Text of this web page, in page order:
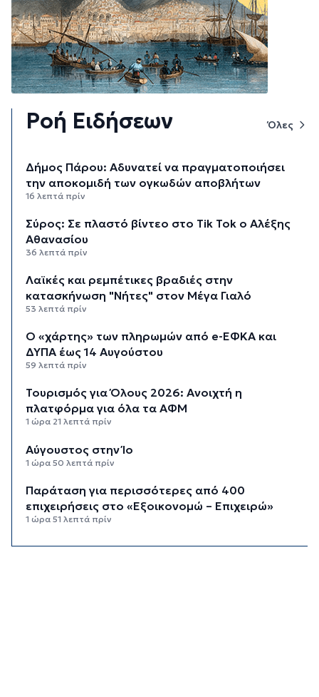
Ροή Ειδήσεων Όλες
Δήμος Πάρου: Αδυνατεί να πραγματοποιήσει
την αποκομιδή των ογκωδών αποβλήτων
16 λεπτά πρίν
Σύρος: Σε πλαστό βίντεο στο Tik Tok ο Αλέξης
Αθανασίου
36 λεπτά πρίν
Λαϊκές και ρεμπέτικες βραδιές στην
κατασκήνωση "Νήτες" στον Μέγα Γιαλό
53 λεπτά πρίν
Ο «χάρτης» των πληρωμών από e-ΕΦΚΑ και
ΔΥΠΑ έως 14 Αυγούστου
59 λεπτά πρίν
Τουρισμός για Όλους 2026: Ανοιχτή η
πλατφόρμα για όλα τα ΑΦΜ
1 ώρα 21 λεπτά πρίν
Αύγουστος στην Ίο
1 ώρα 50 λεπτά πρίν
Παράταση για περισσότερες από 400
επιχειρήσεις στο «Εξοικονομώ – Επιχειρώ»
1 ώρα 51 λεπτά πρίν
Μήλος: Εισαγγελική παρέμβαση για την